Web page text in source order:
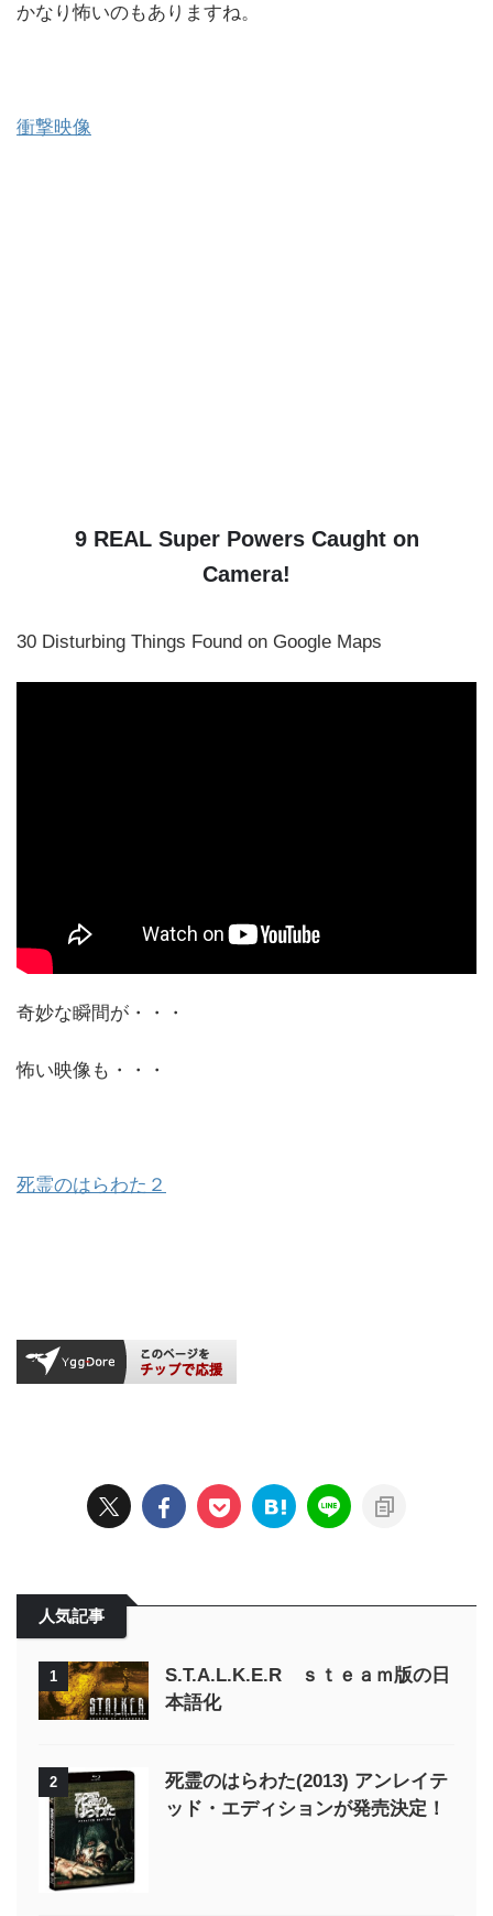
かなり怖いのもありますね。
衝撃映像
9 REAL Super Powers Caught on
Camera!
30 Disturbing Things Found on Google Maps
奇妙な瞬間が・・・
怖い映像も・・・
死霊のはらわた２
人気記事
1
S.T.A.L.K.E.R ｓｔｅａｍ版の日
本語化
2
死霊のはらわた(2013) アンレイテ
ッド・エディションが発売決定！